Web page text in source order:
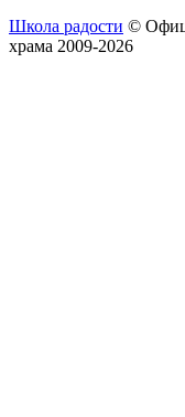
Школа радости ©
храма 2009-2026